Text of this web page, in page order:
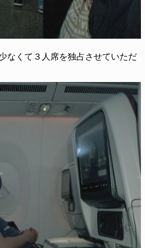
なくて３人席を独占させていただ